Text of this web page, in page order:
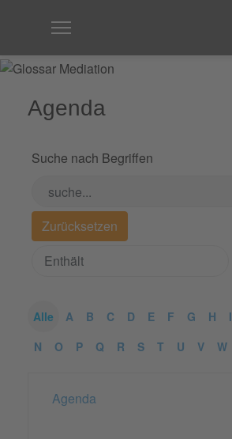
Agenda
Suche nach Begriffen
Alle A B C D E F G H I
N
O P Q R S T U V W
Agenda